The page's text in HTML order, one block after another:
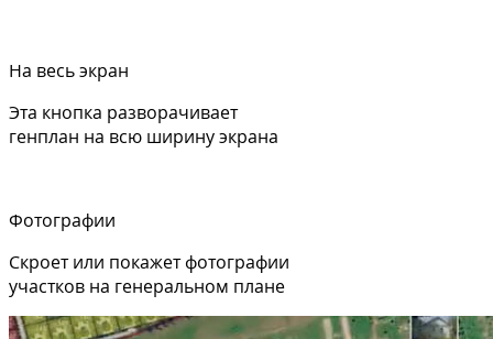
На весь экран
Эта кнопка разворачивает
генплан на всю ширину экрана
Фотографии
Скроет или покажет фотографии
участков на генеральном плане